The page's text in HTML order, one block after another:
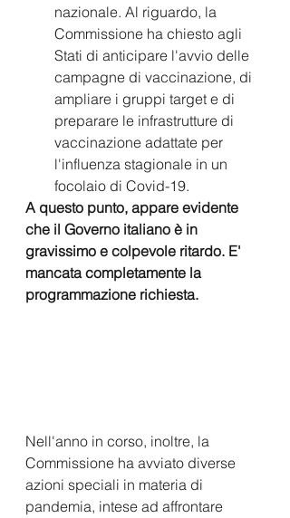
nazionale. Al riguardo, la
Commissione ha chiesto agli
Stati di anticipare l'avvio delle
campagne di vaccinazione, di
ampliare i gruppi target e di
preparare le infrastrutture di
vaccinazione adattate per
l'influenza stagionale in un
focolaio di Covid-19.
A questo punto, appare evidente
che il Governo italiano è in
gravissimo e colpevole ritardo. E'
mancata completamente la
programmazione richiesta.
Nell'anno in corso, inoltre, la
Commissione ha avviato diverse
azioni speciali in materia di
pandemia, intese ad affrontare